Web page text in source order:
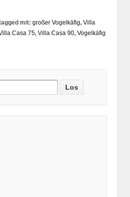
mit: großer Vogelkäfig, Villa
Casa 75, Villa Casa 90, Vogelkäfig